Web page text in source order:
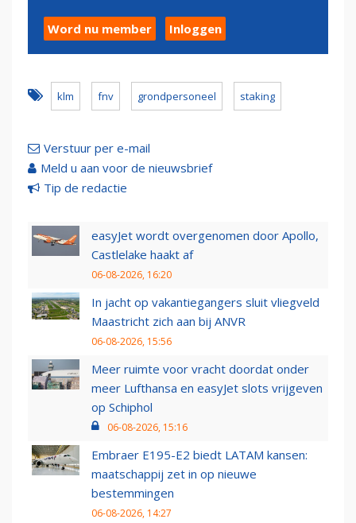
Word nu member Inloggen
klm fnv grondpersoneel staking
Verstuur per e-mail
Meld u aan voor de nieuwsbrief
Tip de redactie
easyJet wordt overgenomen door Apollo,
Castlelake haakt af
06-08-2026, 16:20
In jacht op vakantiegangers sluit vliegveld
Maastricht zich aan bij ANVR
06-08-2026, 15:56
Meer ruimte voor vracht doordat onder
meer Lufthansa en easyJet slots vrijgeven
op Schiphol
06-08-2026, 15:16
Embraer E195-E2 biedt LATAM kansen:
maatschappij zet in op nieuwe
bestemmingen
06-08-2026, 14:27